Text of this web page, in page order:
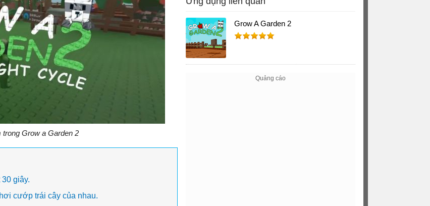
Grow a Garden 2
giây.
cướp trái cây của nhau.
Grow A Garden 2